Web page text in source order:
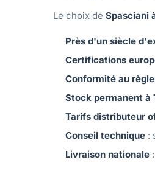
Le choix de Spasciani
Près d'un siècle
Certifications
Conformité au
Stock permanent à
Tarifs distributeur
Conseil technique :
Livraison nationale